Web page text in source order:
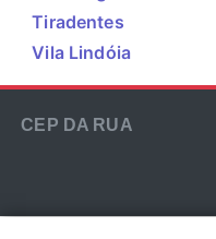
Tiradentes
Vila Lindóia
CEP DA RUA